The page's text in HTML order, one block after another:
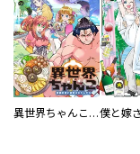
異世界ちゃんこ～横綱目前に召喚されたんだが～ 【連載版】